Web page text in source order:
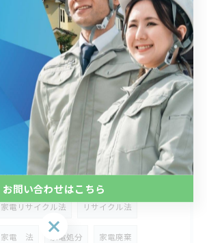
家財処分 関東 東京 埼玉
お盆 盆 帰省 片づけ
冷えない
エアコン処分 エアコン廃棄
扇風機廃棄 夏家電
リサイクル 家電リサイクル
家電リサイクル法 リサイクル法
家電 法 家電処分 家電廃棄
お問い合わせはこちら
お問い合わせはこちら